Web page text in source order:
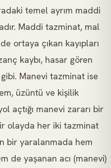
temel ayrım maddi
Maddi tazminat, mal
ortaya çıkan kayıpları
kaybı, hasar gören
gibi. Manevi tazminat ise
üzüntü ve kişilik
açtığı manevi zararı bir
olayda her iki tazminat
bir yaralanmada hem
de yaşanan acı (manevi)